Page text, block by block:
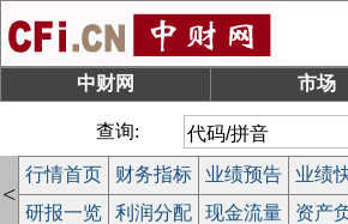
中财网 市场
查询:
<
行情首页 财务指标 业绩预告 业绩
研报一览
利润分配 现金流量 资产